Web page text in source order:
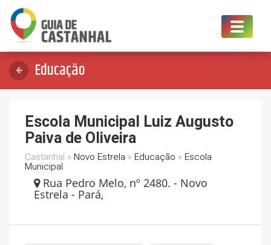
Toggle
Educação
Escola Municipal Luiz Augusto
Paiva de Oliveira
Castanhal » Novo Estrela » Educação » Escola
Municipal
Rua Pedro Melo, nº 2480. - Novo
Estrela - Pará,